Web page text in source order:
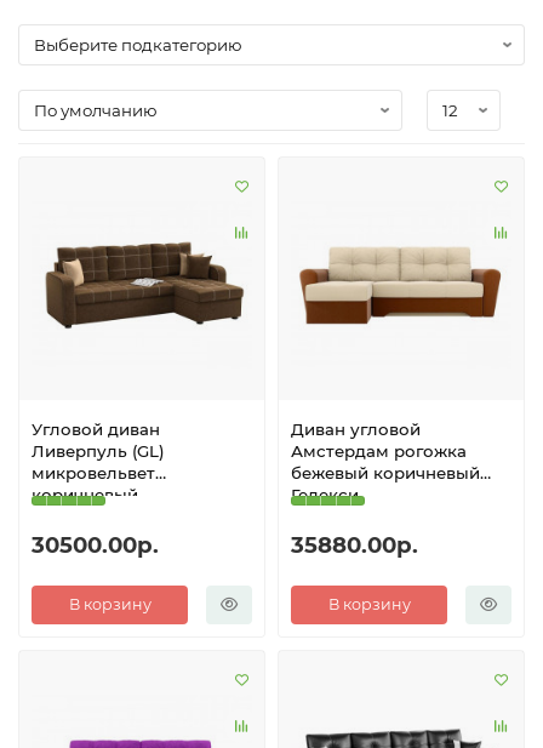
Угловой диван
Ливерпуль (GL)
микровельвет
коричневый
30500.00р.
В корзину
Диван угловой
Амстердам рогожка
бежевый коричневый
Гелекси
35880.00р.
В корзину